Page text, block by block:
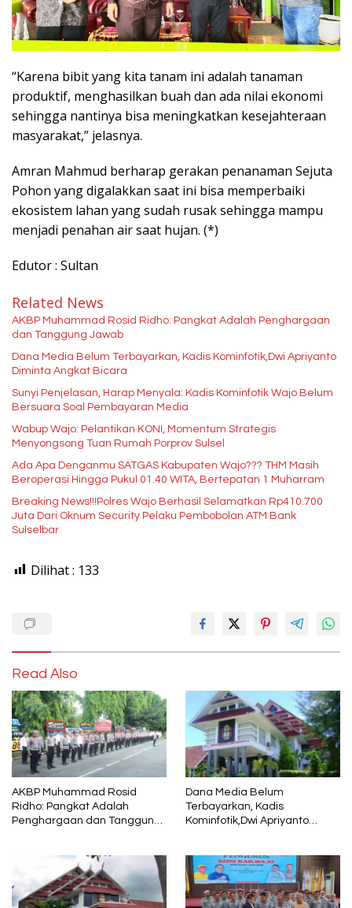
“Karena bibit yang kita tanam ini adalah tanaman
produktif, menghasilkan buah dan ada nilai ekonomi
sehingga nantinya bisa meningkatkan kesejahteraan
masyarakat,” jelasnya.
Amran Mahmud berharap gerakan penanaman Sejuta
Pohon yang digalakkan saat ini bisa memperbaiki
ekosistem lahan yang sudah rusak sehingga mampu
menjadi penahan air saat hujan. (*)
Edutor : Sultan
Related News
AKBP Muhammad Rosid Ridho: Pangkat Adalah Penghargaan
dan Tanggung Jawab
Dana Media Belum Terbayarkan, Kadis Kominfotik,Dwi Apriyanto
Diminta Angkat Bicara
Sunyi Penjelasan, Harap Menyala: Kadis Kominfotik Wajo Belum
Bersuara Soal Pembayaran Media
Wabup Wajo: Pelantikan KONI, Momentum Strategis
Menyongsong Tuan Rumah Porprov Sulsel
Ada Apa Denganmu SATGAS Kabupaten Wajo??? THM Masih
Beroperasi Hingga Pukul 01.40 WITA, Bertepatan 1 Muharram
Breaking News!!!Polres Wajo Berhasil Selamatkan Rp410.700
Juta Dari Oknum Security Pelaku Pembobolan ATM Bank
Sulselbar
Dilihat : 133
Read Also
AKBP Muhammad Rosid
Ridho: Pangkat Adalah
Penghargaan dan Tanggung
Dana Media Belum
Terbayarkan, Kadis
Kominfotik,Dwi Apriyanto